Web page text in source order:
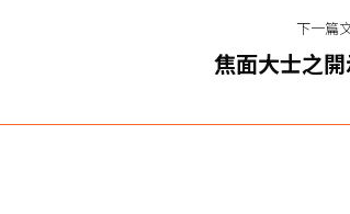
下一篇
焦面大士之